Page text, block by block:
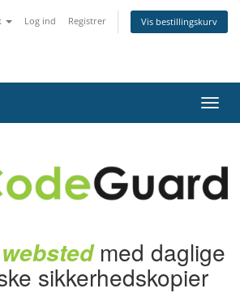
Log ind Registrer Vis bestillingskurv
Skift
med daglige
sikkerhedskopier